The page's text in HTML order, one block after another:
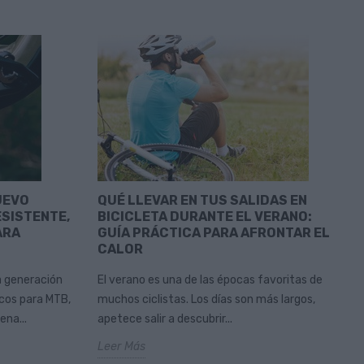
generación
para MTB,
QUÉ LLEVAR EN TUS SALIDAS EN
BICICLETA DURANTE EL VERANO:
GUÍA PRÁCTICA PARA AFRONTAR EL
CALOR
El verano es una de las épocas favoritas de
muchos ciclistas. Los días son más largos,
apetece salir a descubrir...
Leer Más